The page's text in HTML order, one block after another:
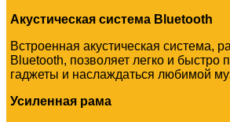
Акустическая система Bluetooth
Встроенная акустическая система,
Bluetooth, позволяет легко и быстро
гаджеты и наслаждаться любимой
Усиленная рама